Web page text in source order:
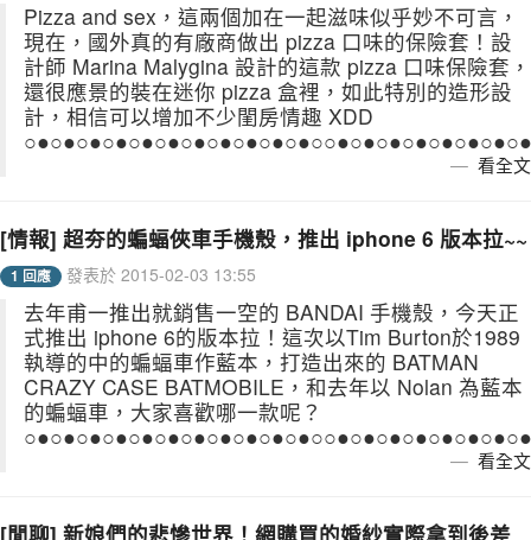
Pizza and sex，這兩個加在一起滋味似乎妙不可言，
現在，國外真的有廠商做出 pizza 口味的保險套！設
計師 Marina Malygina 設計的這款 pizza 口味保險套，
還很應景的裝在迷你 pizza 盒裡，如此特別的造形設
計，相信可以增加不少閨房情趣 XDD
看全文
[情報] 超夯的蝙蝠俠車手機殼，推出 iphone 6 版本拉~~
1 回應 發表於 2015-02-03 13:55
去年甫一推出就銷售一空的 BANDAI 手機殼，今天正
式推出 iphone 6的版本拉！這次以Tim Burton於1989
執導的中的蝙蝠車作藍本，打造出來的 BATMAN
CRAZY CASE BATMOBILE，和去年以 Nolan 為藍本
的蝙蝠車，大家喜歡哪一款呢？
看全文
[閒聊] 新娘們的悲慘世界！網購買的婚紗實際拿到後差